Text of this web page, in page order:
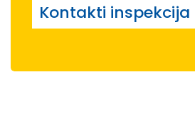
Kontakti inspekcija